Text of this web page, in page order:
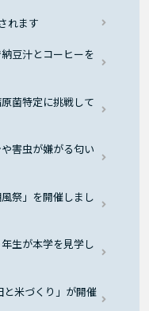
れます
豆汁とコーヒーを
菌特定に挑戦して
害虫が嫌がる匂い
祭」を開催しまし
生が本学を見学し
米づくり」が開催